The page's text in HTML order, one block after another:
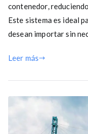
contenedor,
Este sistema es ideal
desean importar sin
Leer más